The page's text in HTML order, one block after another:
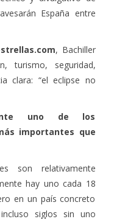
, Bachiller
turismo, seguridad,
ante uno de los
importantes que
son relativamente
hay uno cada 18
siglos sin uno
“Trío de eclipses
2027 y 2028, que